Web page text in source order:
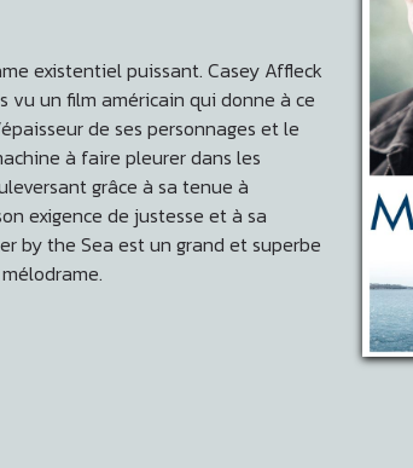
existentiel puissant. Casey Affleck
vu un film américain qui donne à ce
de ses personnages et le
à faire pleurer dans les
grâce à sa tenue à
exigence de justesse et à sa
by the Sea estun grand et superbe